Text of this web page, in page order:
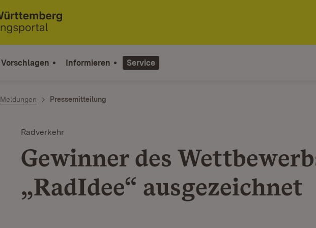
Vorschlagen Informieren Service
Meldungen Pressemitteilung
Radverkehr
Gewinner des
„RadIdee“ ausgezeichnet